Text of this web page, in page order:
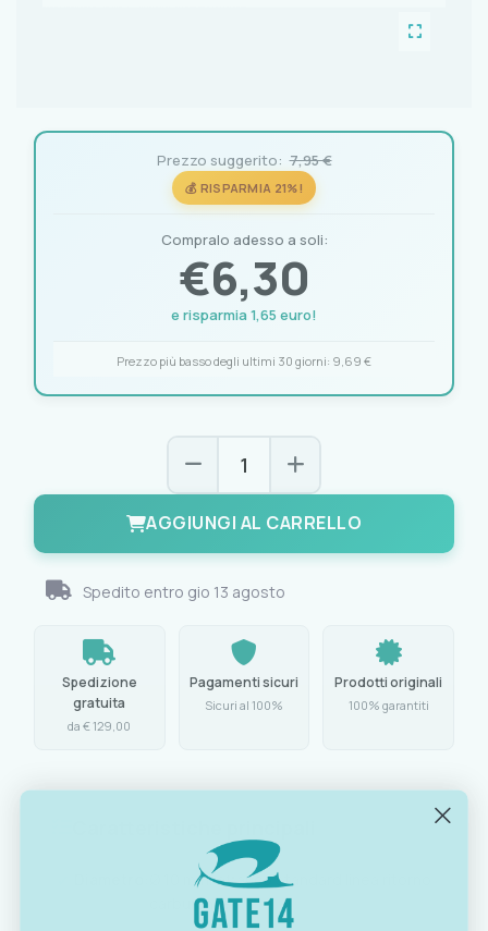
Prezzo suggerito: 7,95 €
💰 RISPARMIA 21%!
Compralo adesso a soli:
€6,30
e risparmia 1,65 euro!
Prezzo più basso degli ultimi 30 giorni: 9,69 €
AGGIUNGI AL CARRELLO
Spedito entro gio 13 agosto
Spedizione
gratuita
da € 129,00
Pagamenti sicuri
Sicuri al 100%
Prodotti originali
100% garantiti
Ø 10 mm, attacco standard linea ritorno
carburante